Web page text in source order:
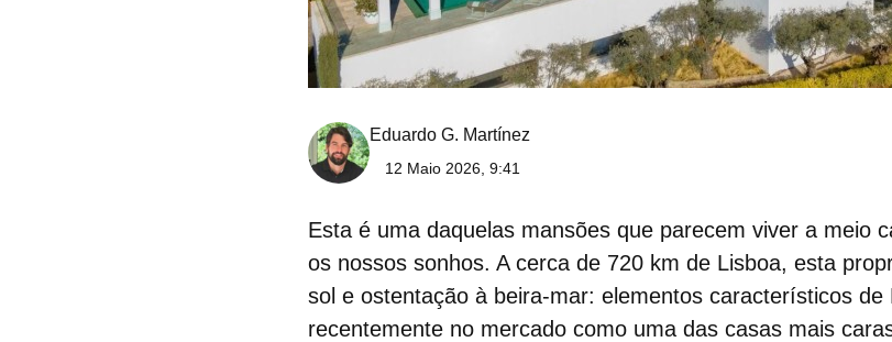
Eduardo G. Martínez
12 Maio 2026, 9:41
Esta é uma daquelas mansões que parecem viver a meio
os nossos sonhos. A cerca de 720 km de Lisboa, esta
sol e ostentação à beira‑mar: elementos característicos de
recentemente no mercado como uma das casas mais